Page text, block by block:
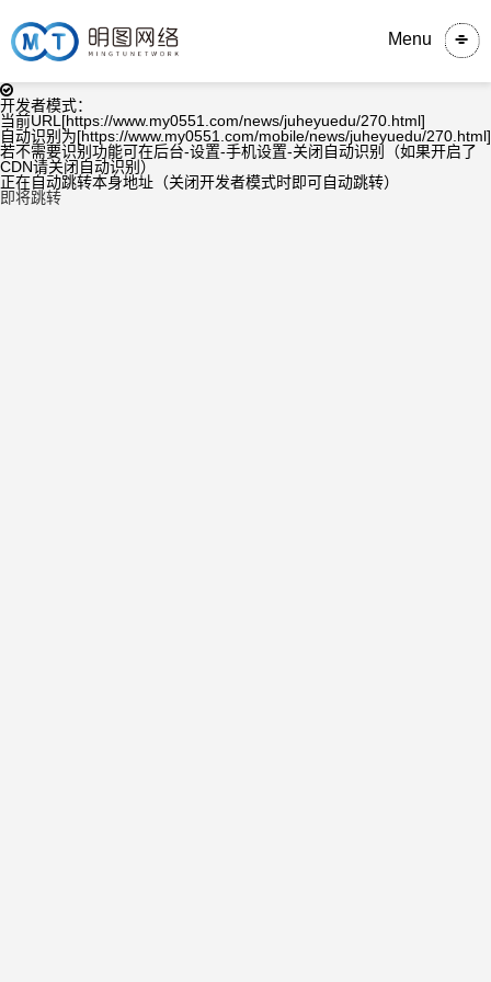
Menu
开发者模式：
当前URL[https://www.my0551.com/news/juheyuedu/270.html]
自动识别为[https://www.my0551.com/mobile/news/juheyuedu/270.html]
若不需要识别功能可在后台-设置-手机设置-关闭自动识别（如果开启了
CDN请关闭自动识别）
正在自动跳转本身地址（关闭开发者模式时即可自动跳转）
即将跳转